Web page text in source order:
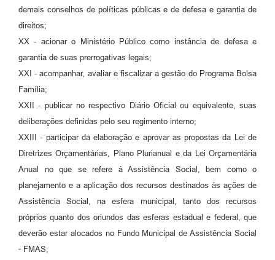
demais conselhos de políticas públicas e de defesa e garantia de
direitos;
XX - acionar o Ministério Público como instância de defesa e
garantia de suas prerrogativas legais;
XXI - acompanhar, avaliar e fiscalizar a gestão do Programa Bolsa
Família;
XXII - publicar no respectivo Diário Oficial ou equivalente, suas
deliberações definidas pelo seu regimento interno;
XXIII - participar da elaboração e aprovar as propostas da Lei de
Diretrizes Orçamentárias, Plano Plurianual e da Lei Orçamentária
Anual no que se refere à Assistência Social, bem como o
planejamento e a aplicação dos recursos destinados às ações de
Assistência Social, na esfera municipal, tanto dos recursos
próprios quanto dos oriundos das esferas estadual e federal, que
deverão estar alocados no Fundo Municipal de Assistência Social
- FMAS;